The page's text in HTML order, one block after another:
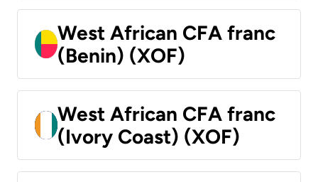
West African CFA franc
(Benin) (XOF)
West African CFA franc
(Ivory Coast) (XOF)